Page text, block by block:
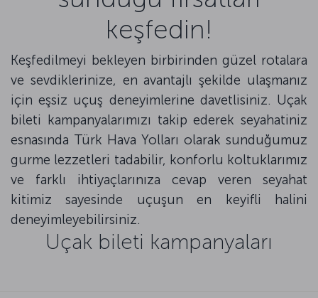
keşfedin!
Keşfedilmeyi bekleyen birbirinden güzel rotalara
ve sevdiklerinize, en avantajlı şekilde ulaşmanız
için eşsiz uçuş deneyimlerine davetlisiniz. Uçak
bileti kampanyalarımızı takip ederek seyahatiniz
esnasında Türk Hava Yolları olarak sunduğumuz
gurme lezzetleri tadabilir, konforlu koltuklarımız
ve farklı ihtiyaçlarınıza cevap veren seyahat
kitimiz sayesinde uçuşun en keyifli halini
deneyimleyebilirsiniz.
Uçak bileti kampanyaları